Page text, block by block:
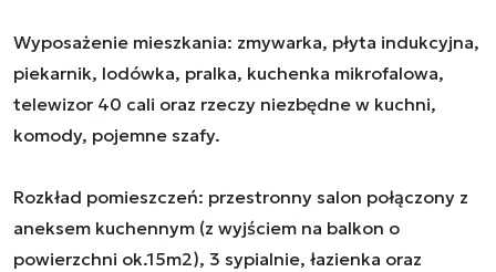
Wyposażenie mieszkania: zmywarka, płyta indukcyjna,
piekarnik, lodówka, pralka, kuchenka mikrofalowa,
telewizor 40 cali oraz rzeczy niezbędne w kuchni,
komody, pojemne szafy.
Rozkład pomieszczeń: przestronny salon połączony z
aneksem kuchennym (z wyjściem na balkon o
powierzchni ok.15m2), 3 sypialnie, łazienka oraz